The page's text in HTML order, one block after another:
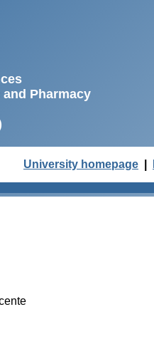
Pharmacy
University homepage